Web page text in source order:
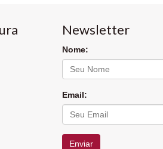
Newsletter
Nome:
Email:
Enviar